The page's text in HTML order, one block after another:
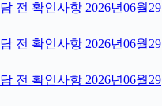
전 확인사항 2026년06월29
전 확인사항 2026년06월29
전 확인사항 2026년06월29